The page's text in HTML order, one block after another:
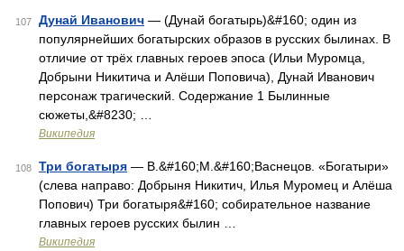
107 Дунай Иванович — (Дунай богатырь)&#160; один из
популярнейших богатырских образов в русских былинах. В
отличие от трёх главных героев эпоса (Ильи Муромца,
Добрыни Никитича и Алёши Поповича), Дунай Иванович
персонаж трагический. Содержание 1 Былинные
сюжеты,&#8230; …
Википедия
108 Три богатыря — В.&#160;М.&#160;Васнецов. «Богатыри»
(слева направо: Добрыня Никитич, Илья Муромец и Алёша
Попович) Три богатыря&#160; собирательное название
главных героев русских былин …
Википедия